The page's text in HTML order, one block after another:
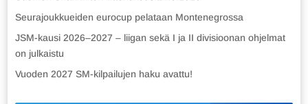
Seurajoukkueiden eurocup pelataan Montenegrossa
JSM-kausi 2026–2027 – liigan sekä I ja II divisioonan ohjelmat
on julkaistu
Vuoden 2027 SM-kilpailujen haku avattu!